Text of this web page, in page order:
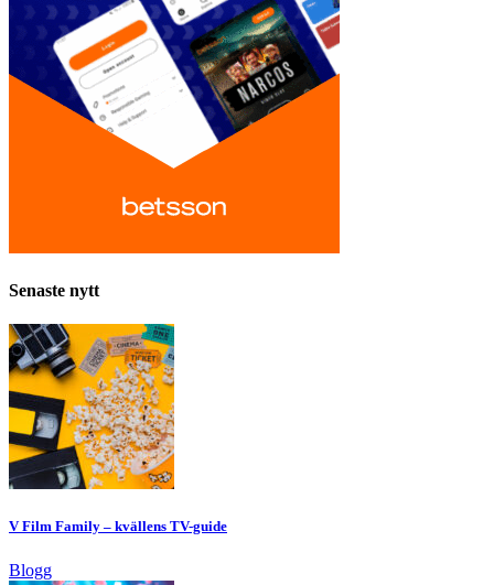
Senaste nytt
V Film Family – kvällens TV-guide
Blogg